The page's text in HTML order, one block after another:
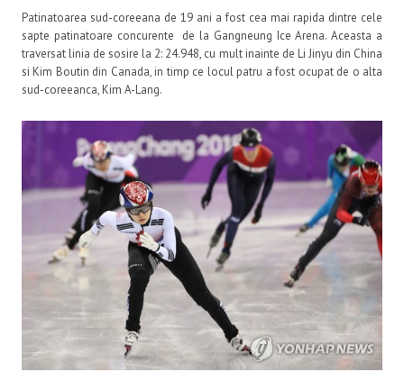
Patinatoarea sud-coreeana de 19 ani a fost cea mai rapida dintre cele
sapte patinatoare concurente de la Gangneung Ice Arena. Aceasta a
traversat linia de sosire la 2: 24.948, cu mult inainte de Li Jinyu din China
si Kim Boutin din Canada, in timp ce locul patru a fost ocupat de o alta
sud-coreeanca, Kim A-Lang.